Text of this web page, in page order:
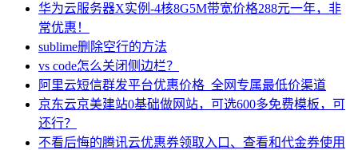
华为云服务器X实例-4核8G5M带宽价格288元一年，非
常优惠！
sublime删除空行的方法
vs code怎么关闭侧边栏？
阿里云短信群发平台优惠价格_全网专属最低价渠道
京东云京美建站0基础做网站，可选600多免费模板，可
还行？
不看后悔的腾讯云优惠券领取入口、查看和代金券使用